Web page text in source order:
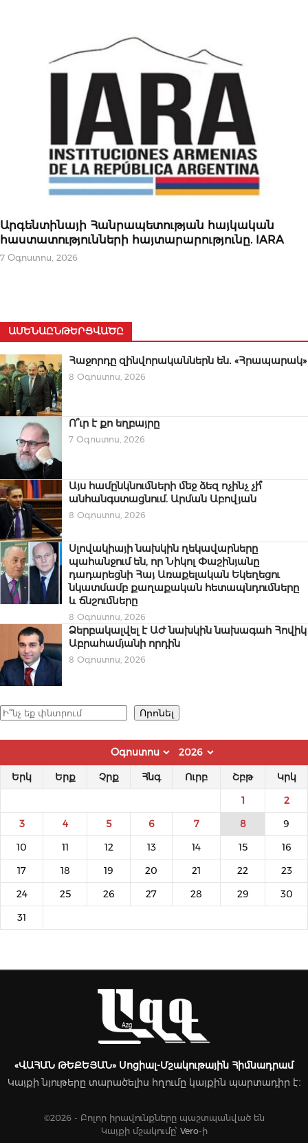
ԿԱՐԵՎՈՐԸ
Արգենտինայի Հանրապետության հայկական
հաստատությունների հայտարարությունը. IARA
7 Օգոստոս, 2026
ԱՄԵՆԱԸՆԹԵՐՑՎԱԾԸ
Հաջորդը զինվորականներն են․ «Հրապարակ»
8 Օգոստոս, 2026
Ո՞ւր է քո եղբայրը
7 Օգոստոս, 2026
Այս համընկնումների մեջ ձեզ ոչինչ չի՞
անհանգստացնում. Արման Աբովյան
8 Օգոստոս, 2026
Սլովակիայի նախկին ղեկավարները
պահանջում են, որ Նիկոլ Փաշինյանը
դադարեցնի Հայ Առաքելական Եկեղեցու
նկատմամբ քաղաքական հետապնդումները
և ճնշումները
8 Օգոստոս, 2026
Ձերբակալվել է ԱԺ նախկին նախագահ Հովիկ
Աբրահամյանի որդին
8 Օգոստոս, 2026
Որոնել Որոնել
Երկ Երք Չրք Հնգ Ուրբ Շբթ Կրկ
1 2
3 4 5 6 7 8 9
10 11 12 13 14 15 16
17 18 19 20 21 22 23
24 25 26 27 28 29 30
31
«ՎԱՀԱՆ ԹԵՔԵՅԱՆ» Սոցիալ-Մշակութային Հիմնադրամ
Կայքի նյութերը տարածելիս հղումը կայքին պարտադիր է։
©2026 - Բոլոր իրավունքները պաշտպանված են
Կայքի մշակումը՝ Vero-ի